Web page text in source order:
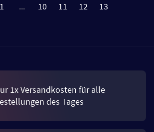
1 ... 10 11 12 13
1x Versandkosten für alle
des Tages